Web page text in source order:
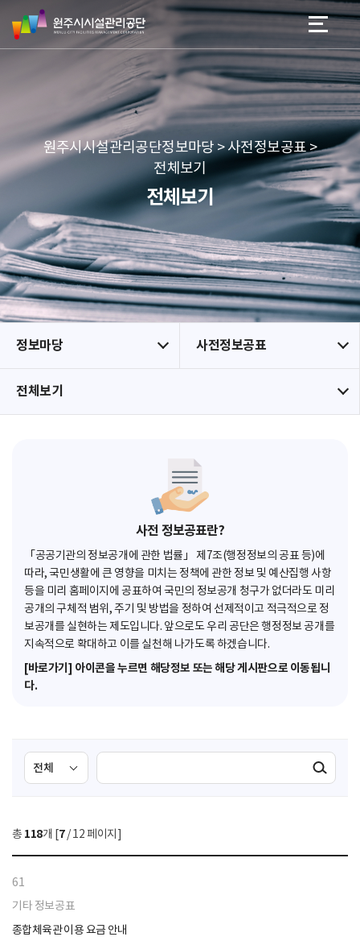
네
본문 바로가기
메뉴 바로가기
원
주
시
리
공
단
원주시시설관리공단정보마당 > 사전정보공표 >
전체보기
전체보기
정보마당 사전정보공표
전체보기
사전 정보공표란?
「공공기관의 정보공개에 관한 법률」 제7조(행정정보의 공표 등)에
따라, 국민생활에 큰 영향을 미치는 정책에 관한 정보 및 예산집행 사항
등을 미리 홈페이지에 공표하여 국민의 정보공개 청구가 없더라도 미리
공개의 구체적 범위, 주기 및 방법을 정하여 선제적이고 적극적으로 정
보공개를 실현하는 제도입니다. 앞으로도 우리 공단은 행정정보 공개를
지속적으로 확대하고 이를 실천해 나가도록 하겠습니다.
[바로가기] 아이콘을 누르면 해당정보 또는 해당 게시판으로 이동됩니
다.
검
색
선
택
색
검색실행
총 118개 [7/ 12 페이지]
61
기타 정보공표
종합체육관 이용 요금 안내